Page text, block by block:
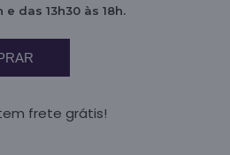
das 13h30 às 18h.
frete grátis!